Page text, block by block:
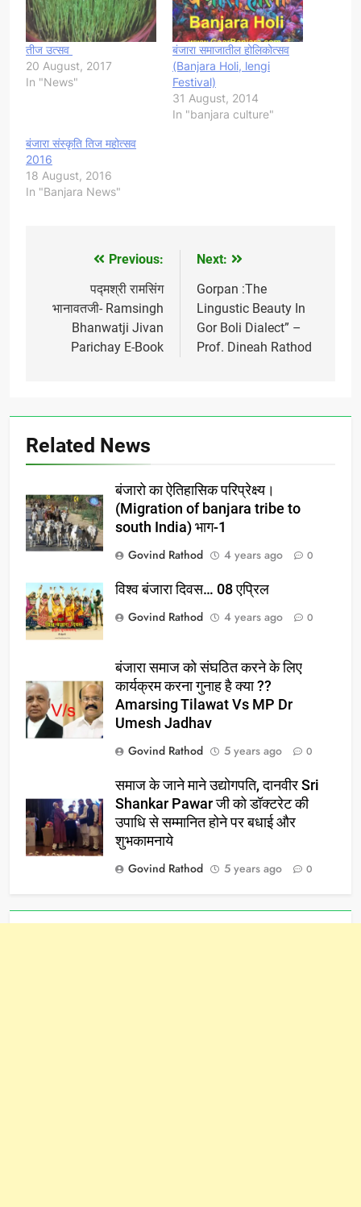
तीज उत्सव
20 August, 2017
In "News"
बंजारा समाजातील होलिकोत्सव
(Banjara Holi, lengi
Festival)
31 August, 2014
In "banjara culture"
बंजारा संस्कृति तिज महोत्सव
2016
18 August, 2016
In "Banjara News"
navigation
Previous:
पद्मश्री रामसिंग
भानावतजी- Ramsingh
Bhanwatji Jivan
Parichay E-Book
Next:
Gorpan :The
Lingustic Beauty In
Gor Boli Dialect” –
Prof. Dineah Rathod
Related News
बंजारो का ऐतिहासिक परिप्रेक्ष्य।
(Migration of banjara tribe to
south India) भाग-1
Govind Rathod
4 years ago 0
विश्व बंजारा दिवस… 08 एप्रिल
Govind Rathod
4 years ago 0
बंजारा समाज को संघठित करने के लिए
कार्यक्रम करना गुनाह है क्या ??
Amarsing Tilawat Vs MP Dr
Umesh Jadhav
Govind Rathod
5 years ago 0
समाज के जाने माने उद्योगपति, दानवीर Sri
Shankar Pawar जी को डॉक्टरेट की
उपाधि से सम्मानित होने पर बधाई और
शुभकामनाये
Govind Rathod
5 years ago 0